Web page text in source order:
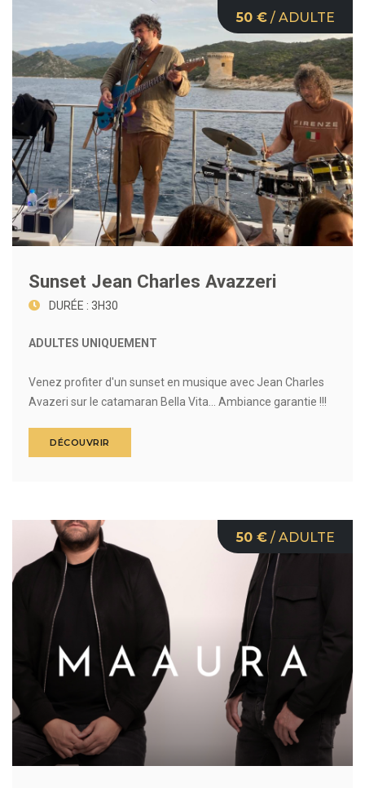
50 €/ ADULTE
Sunset Jean Charles Avazzeri
DURÉE : 3H30
ADULTES UNIQUEMENT
Venez profiter d'un sunset en musique avec Jean Charles
Avazeri sur le catamaran Bella Vita... Ambiance garantie !!!
DÉCOUVRIR
50 €/ ADULTE